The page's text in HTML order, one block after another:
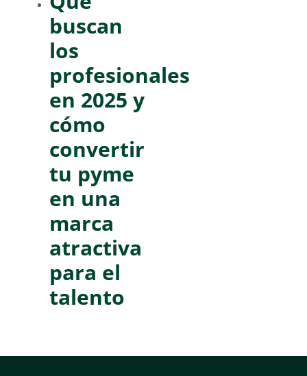
buscan
los
profesionales
en 2025 y
cómo
convertir
tu pyme
en una
marca
atractiva
para el
talento